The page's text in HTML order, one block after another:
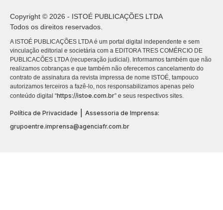
Copyright © 2026 - ISTOÉ PUBLICAÇÕES LTDA
Todos os direitos reservados.
A ISTOÉ PUBLICAÇÕES LTDA é um portal digital independente e sem
vinculação editorial e societária com a EDITORA TRES COMÉRCIO DE
PUBLICACÕES LTDA (recuperação judicial). Informamos também que não
realizamos cobranças e que também não oferecemos cancelamento do
contrato de assinatura da revista impressa de nome ISTOÉ, tampouco
autorizamos terceiros a fazê-lo, nos responsabilizamos apenas pelo
conteúdo digital “https://istoe.com.br” e seus respectivos sites.
Política de Privacidade
Assessoria de Imprensa:
grupoentre.imprensa@agenciafr.com.br